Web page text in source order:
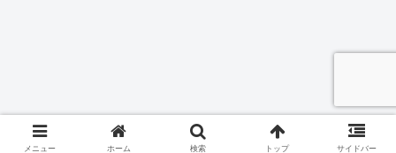
メニュー ホーム 検索 トップ サイドバー